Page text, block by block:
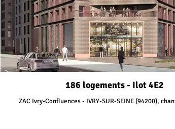
186 logements - Ilot 4E2
ZAC Ivry-Confluences - IVRY-SUR-SEINE (94200),